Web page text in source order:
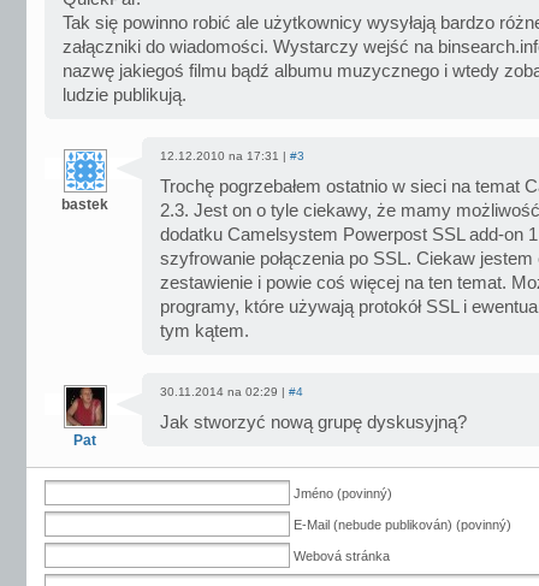
Tak się powinno robić ale użytkownicy wysyłają bardzo
załączniki do wiadomości. Wystarczy wejść na
nazwę jakiegoś filmu bądź albumu muzycznego i wtedy
ludzie publikują.
bastek
12.12.2010 na 17:31 | #3
Trochę pogrzebałem ostatnio w sieci na temat
2.3. Jest on o tyle ciekawy, że mamy
dodatku Camelsystem Powerpost SSL add-on
szyfrowanie połączenia po SSL. Ciekaw
zestawienie i powie coś więcej na ten temat.
programy, które używają protokół SSL i
tym kątem.
Pat
30.11.2014 na 02:29 | #4
Jak stworzyć nową grupę dyskusyjną?
Jméno (povinný)
E-Mail (nebude publikován) (povinný)
Webová stránka